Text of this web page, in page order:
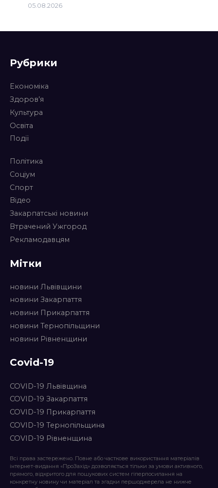
05.08.2026
Рубрики
Економіка
Здоров’я
Культура
Освіта
Події
Політика
Соціум
Спорт
Відео
Закарпатські новини
Втрачений Ужгород
Рекламодавцям
Мітки
новини Львівщини
новини Закарпаття
новини Прикарпаття
новини Тернопільщини
новини Рівненщини
Covid-19
COVID-19 Львівщина
COVID-19 Закарпаття
COVID-19 Прикарпаття
COVID-19 Тернопільщина
COVID-19 Рівненщина
Всі права застережено. Повне або часткове використання матеріалів
інтернет-видання «ПроЗахід» дозволяється тільки за умови активного,
прямого, відкритого для пошукових систем гіперпосилання на
конкретну новину чи матеріал та згадки першоджерела не нижче